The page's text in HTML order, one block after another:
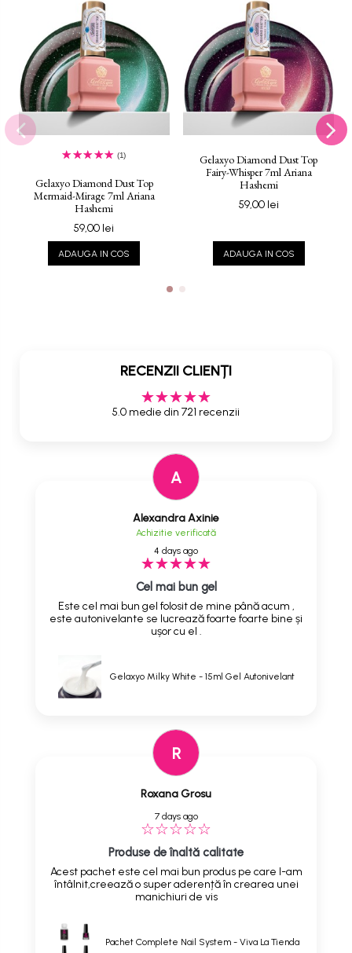
(1)
Gelaxyo Diamond Dust Top
Mermaid-Mirage 7ml Ariana
Hashemi
59,00 lei
ADAUGA IN COS
Gelaxyo Diamond Dust Top
Fairy-Whisper 7ml Ariana
Hashemi
59,00 lei
ADAUGA IN COS
RECENZII CLIENȚI
5.0 medie din 721 recenzii
A
Alexandra Axinie
Achizitie verificată
4 days ago
Cel mai bun gel
Este cel mai bun gel folosit de mine până acum ,
este autonivelante se lucrează foarte foarte bine și
ușor cu el .
Gelaxyo Milky White - 15ml Gel Autonivelant
R
Roxana Grosu
7 days ago
Produse de înaltă calitate
Acest pachet este cel mai bun produs pe care l-am
întâlnit,creează o super aderență în crearea unei
manichiuri de vis
Pachet Complete Nail System - Viva La Tienda